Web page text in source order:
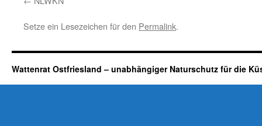
Setze ein Lesezeichen für den Permalink.
Wattenrat Ostfriesland – unabhängiger Naturschutz für die